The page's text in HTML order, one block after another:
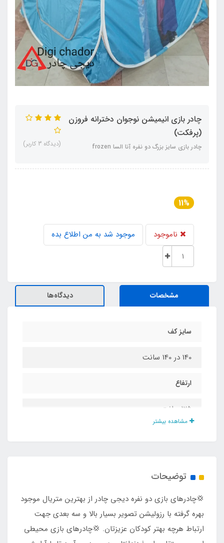
چادر بازی انیمیشن نوجوان دخترانه فروزن
(پرفکت)
چادر بازی سایز بزرگ دو نفره آنا السا frozen (دیدگاه 3 کاربر)
11%
ناموجود موجود شد به من اطلاع بده
مشخصات دیدگاه‌ها
سایز کف
140 در 140 سانت
ارتفاع
125 سانت
پلی استر پشت نقره ضد آب درجه یک
مشاهده بیشتر
توضیحات
💢چادرهای بازی دو نفره دیجی چادر از بهترین متریال موجود
بهره گرفته با رزولیشن تصویر بسیار بالا و سه بعدی جهت
ارتباط هرچه بهتر کودکان عزیزتان. 💢چادرهای بازی محیطی